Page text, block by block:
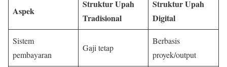
Aspek
Struktur Upah
Tradisional
Struktur Upah
Digital
Sistem
pembayaran
Gaji tetap
Berbasis
proyek/output